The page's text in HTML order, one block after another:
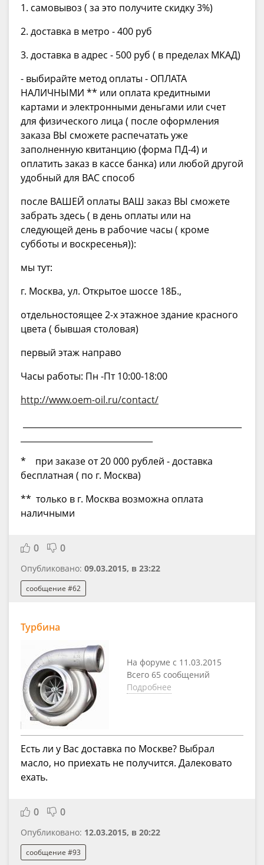
1. самовывоз ( за это получите скидку 3%)
2. доставка в метро - 400 pуб
3. доставка в адрес - 500 руб ( в пределах МКАД)
- выбирайте метод оплаты - ОПЛАТА
НАЛИЧНЫМИ ** или оплата кредитными
картами и электронными деньгами или счет
для физического лица ( после оформления
заказа ВЫ сможете распечатать уже
заполненную квитанцию (форма ПД-4) и
оплатить заказ в кассе банка) или любой другой
удобный для ВАС способ
после ВАШЕЙ оплаты ВАШ заказ ВЫ сможете
забрать здесь ( в день оплаты или на
следующей день в рабочие часы ( кроме
субботы и воскресенья)):
мы тут:
г. Москва, ул. Открытое шоссе 18Б.,
отдельностоящее 2-х этажное здание красного
цвета ( бывшая столовая)
первый этаж направо
Часы работы: Пн -Пт 10:00-18:00
http://www.oem-oil.ru/contact/
* при заказе от 20 000 рублей - доставка
бесплатная ( по г. Москва)
** только в г. Москва возможна оплата
наличными
0 0
Опубликовано: 09.03.2015, в 23:22
сообщение #62
Турбина
На форуме с 11.03.2015
Всего 65 сообщений
Подробнее
Есть ли у Вас доставка по Москве? Выбрал
масло, но приехать не получится. Далековато
ехать.
0 0
Опубликовано: 12.03.2015, в 20:22
сообщение #93